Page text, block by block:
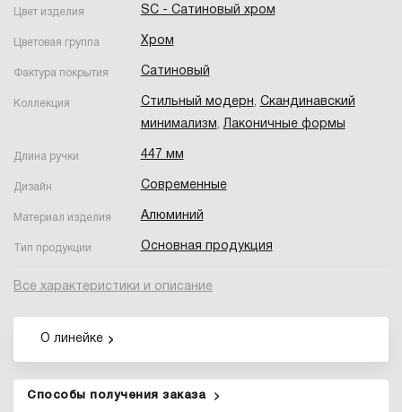
Цвет изделия SC - Сатиновый хром
Цветовая группа Хром
Фактура покрытия Сатиновый
Коллекция Стильный модерн, Скандинавский
минимализм,Лаконичные формы
Длина ручки 447 мм
Дизайн Современные
Материал изделия Алюминий
Тип продукции Основная продукция
Все характеристики и описание
О линейке
Способы получения заказа